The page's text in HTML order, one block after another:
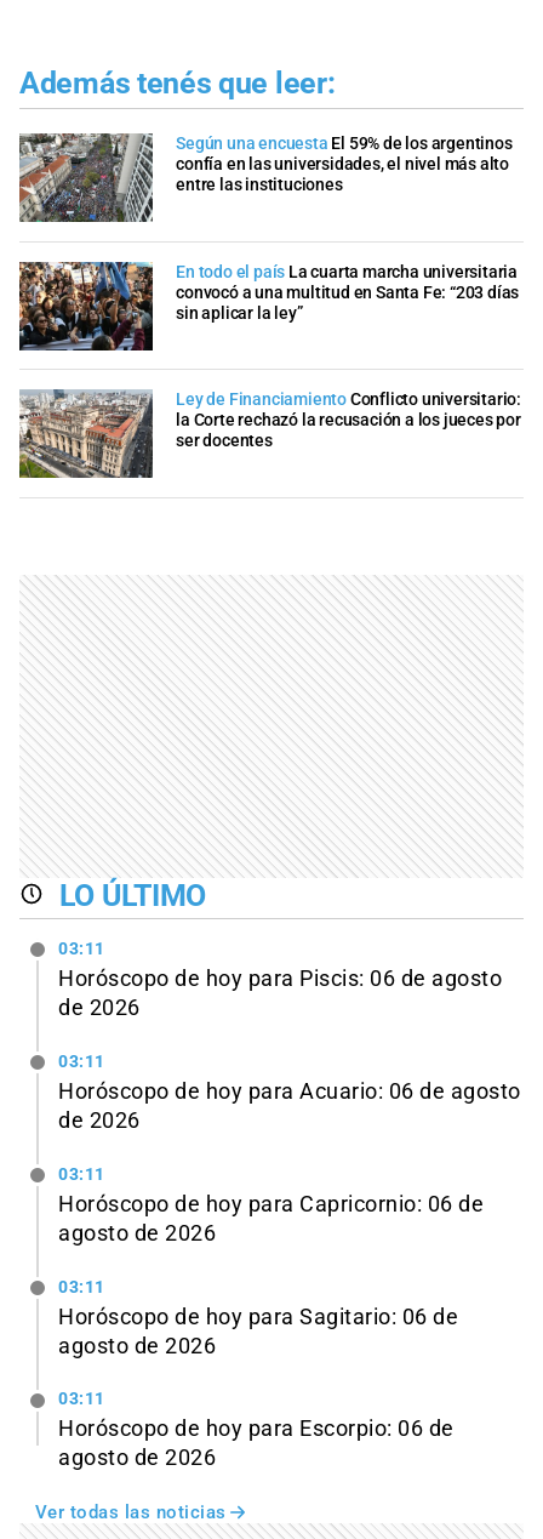
Además tenés que leer:
Según una encuesta El 59% de los argentinos
confía en las universidades, el nivel más alto
entre las instituciones
En todo el país La cuarta marcha universitaria
convocó a una multitud en Santa Fe: “203 días
sin aplicar la ley”
Ley de FinanciamientoConflicto universitario:
la Corte rechazó la recusación a los jueces por
ser docentes
LO ÚLTIMO
03:11
Horóscopo de hoy para Piscis: 06 de agosto
de 2026
03:11
Horóscopo de hoy para Acuario: 06 de agosto
de 2026
03:11
Horóscopo de hoy para Capricornio: 06 de
agosto de 2026
03:11
Horóscopo de hoy para Sagitario: 06 de
agosto de 2026
03:11
Horóscopo de hoy para Escorpio: 06 de
agosto de 2026
Ver todas las noticias